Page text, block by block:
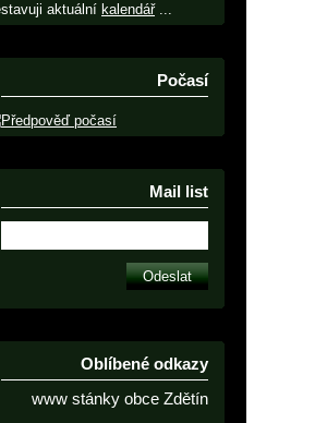
aktuální kalendář...
Počasí
Mail list
Oblíbené odkazy
www stánky obce Zdětín